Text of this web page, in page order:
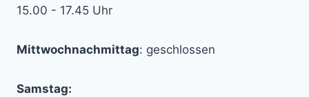
15.00 - 17.45 Uhr
Mittwochnachmittag: geschlossen
Samstag: